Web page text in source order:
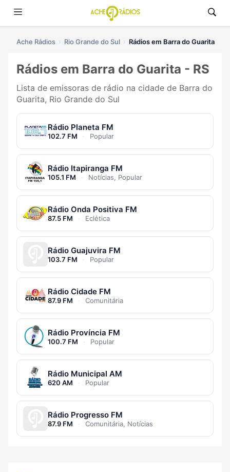
Ache Rádios Rio Grande do Sul Rádios em Barra do Guarita
Rádios em Barra do Guarita - RS
Lista de emissoras de rádio na cidade de Barra do
Guarita, Rio Grande do Sul
Rádio Planeta FM
102.7 FM · Popular
Rádio Itapiranga FM
105.1 FM · Notícias, Popular
Rádio Onda Positiva FM
87.5 FM · Eclética
Rádio Guajuvira FM
103.7 FM · Popular
Rádio Cidade FM
87.9 FM · Comunitária
Rádio Província FM
100.7 FM · Popular
Rádio Municipal AM
620 AM · Popular
Rádio Progresso FM
87.9 FM · Comunitária, Notícias